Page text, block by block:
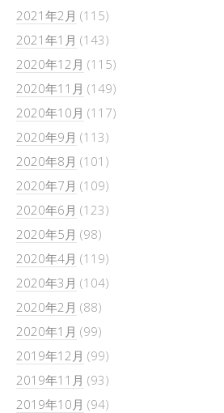
2021年2月 (115)
2021年1月 (143)
2020年12月 (115)
2020年11月 (149)
2020年10月 (117)
2020年9月 (113)
2020年8月 (101)
2020年7月 (109)
2020年6月 (123)
2020年5月 (98)
2020年4月 (119)
2020年3月 (104)
2020年2月 (88)
2020年1月 (99)
2019年12月 (99)
2019年11月 (93)
2019年10月 (94)